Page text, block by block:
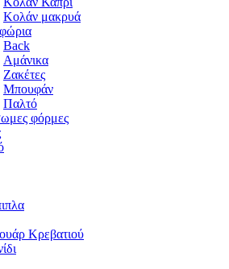
Κολάν μακρυά
Back
Αμάνικα
Ζακέτες
Μπουφάν
Παλτό
φόρμες
Κρεβατιού